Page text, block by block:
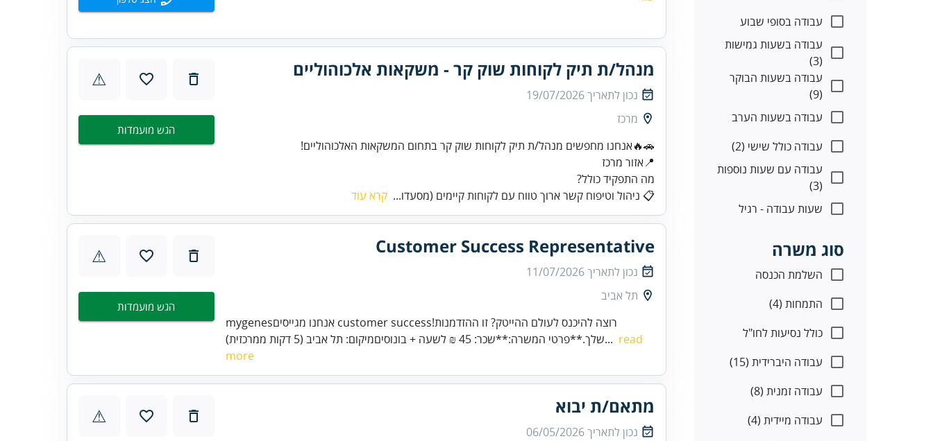
עבודה בסופי שבוע
עבודה בשעות גמישות
(3)
עבודה בשעות הבוקר
(9)
עבודה בשעות הערב
עבודה כולל שישי (2)
עבודה עם שעות נוספות
(3)
שעות עבודה - רגיל
סוג משרה
השלמת הכנסה
התמחות (4)
כולל נסיעות לחו"ל
עבודה היברידית (15)
עבודה זמנית (8)
עבודה מיידית (4)
מנהל/ת תיק לקוחות שוק קר - משקאות אלכוהוליים
נכון לתאריך19/07/2026
מרכז
מה התפקיד כולל?
📋 ניהול וטיפוח קשר ארוך טווח עם לקוחות קיימים (מסעדו... קרא עוד
⚠
הגש מועמדות
Customer Success Representative
נכון לתאריך11/07/2026
תל אביב
mygenesאנחנו מגייסים customer success!רוצה להיכנס לעולם ההייטק? זו ההזדמנות
שלך.**פרטי המשרה:**שכר: 45 ₪ לשעה + בונוסיםמיקום: תל אביב (5 דקות ממרכזית)... read
more
⚠
הגש מועמדות
מתאם/ת יבוא
נכון לתאריך06/05/2026
⚠